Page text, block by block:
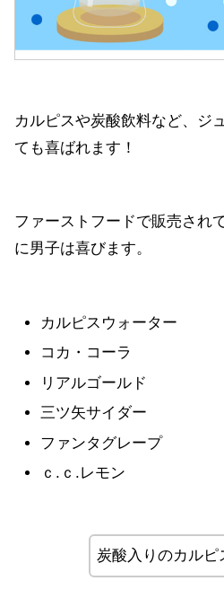
カルピスや炭酸飲料など、ジ
ても喜ばれます！
ファーストフードで販売され
に男子は喜びます。
カルピスウォーター
コカ・コーラ
リアルゴールド
三ツ矢サイダー
ファンタグレープ
ｃ.ｃ.レモン
炭酸入りのカルピ